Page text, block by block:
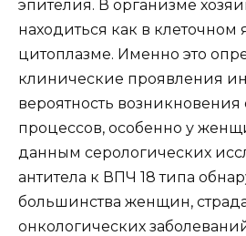
эпителия. В организме
находиться как в клеточном
цитоплазме. Именно это
клинические проявления
вероятность возникновения
процессов, особенно у
данным серологических
антитела к ВПЧ 18 типа
большинства женщин,
онкологических